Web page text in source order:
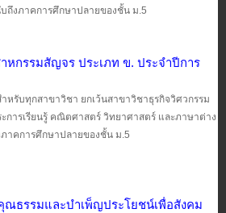
ถึงภาคการศึกษาปลายของชั้น ม.5
หกรรมสัญจร ประเภท ข. ประจำปีการ
หรับทุกสาขาวิชา ยกเว้นสาขาวิชาธุรกิจวิศวกรรม
การเรียนรู้ คณิตศาสตร์ วิทยาศาสตร์ และภาษาต่าง
ภาคการศึกษาปลายของชั้น ม.5
ณธรรมและบำเพ็ญประโยชน์เพื่อสังคม